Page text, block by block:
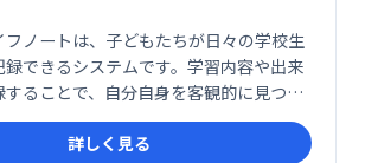
フノートは、子どもたちが日々の学校生
録できるシステムです。学習内容や出来
ることで、自分自身を客観的に見つ
トロール能力（非認知能力）を高め、
力」を育みます。 簡単な操作で「気づ
詳しく見る